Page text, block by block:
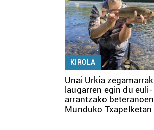
KIROLA
Unai Urkia zegamarrak
laugarren egin du euli-
arrantzako beteranoen
Munduko Txapelketan